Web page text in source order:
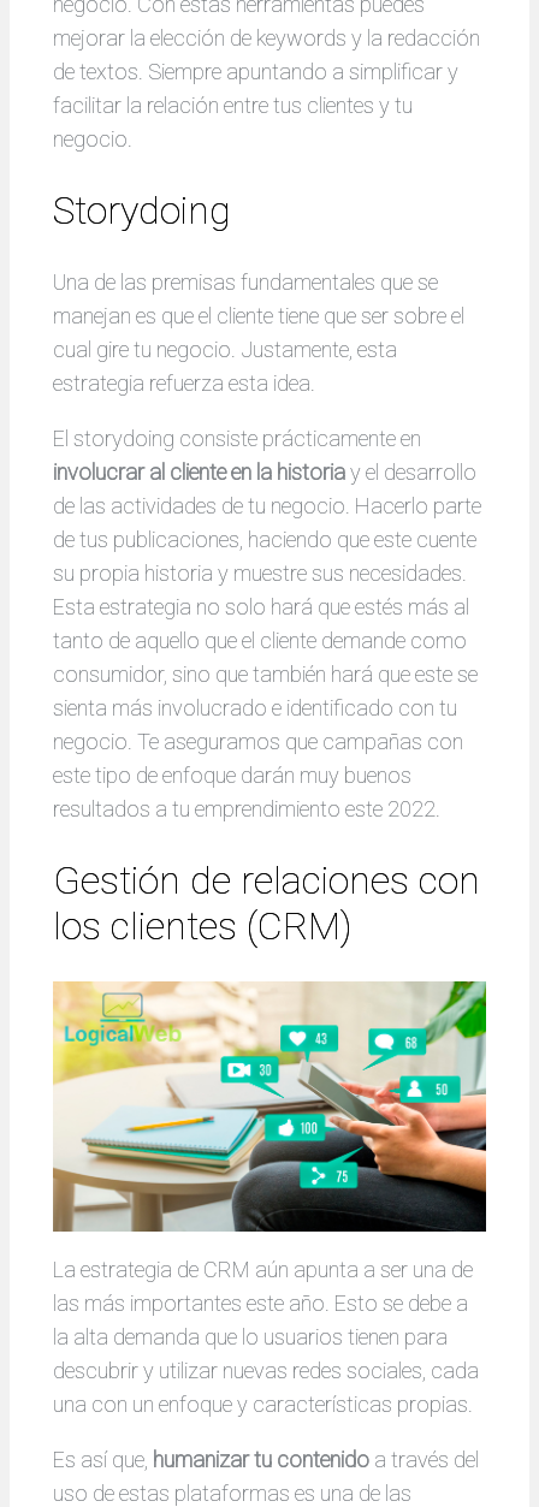
mejorar la elección de keywords y la redacción
de textos. Siempre apuntando a simplificar y
facilitar la relación entre tus clientes y tu
negocio.
Storydoing
Una de las premisas fundamentales que se
manejan es que el cliente tiene que ser sobre el
cual gire tu negocio. Justamente, esta
estrategia refuerza esta idea.
El storydoing consiste prácticamente en
involucrar al cliente en la historiay el desarrollo
de las actividades de tu negocio. Hacerlo parte
de tus publicaciones, haciendo que este cuente
su propia historia y muestre sus necesidades.
Esta estrategia no solo hará que estés más al
tanto de aquello que el cliente demande como
consumidor, sino que también hará que este se
sienta más involucrado e identificado con tu
negocio. Te aseguramos que campañas con
este tipo de enfoque darán muy buenos
resultados a tu emprendimiento este 2022.
Gestión de relaciones con
los clientes (CRM)
La estrategia de CRM aún apunta a ser una de
las más importantes este año. Esto se debe a
la alta demanda que lo usuarios tienen para
descubrir y utilizar nuevas redes sociales, cada
una con un enfoque y características propias.
Es así que, humanizar tu contenido a través del
uso de estas plataformas es una de las